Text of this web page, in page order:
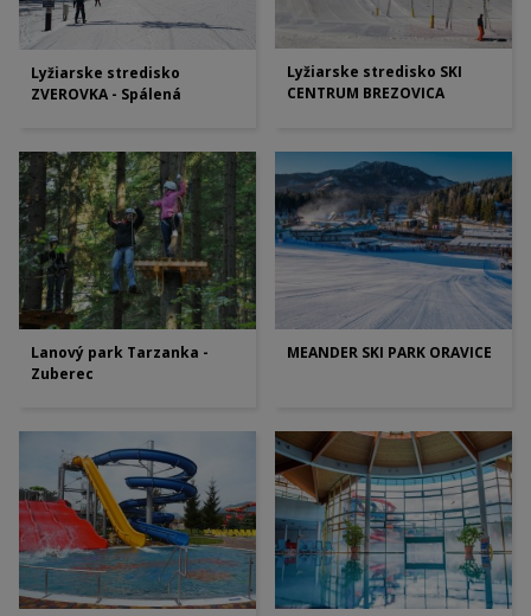
Lyžiarske stredisko
ZVEROVKA - Spálená
Lyžiarske stredisko SKI
CENTRUM BREZOVICA
Lanový park Tarzanka -
Zuberec
MEANDER SKI PARK ORAVICE